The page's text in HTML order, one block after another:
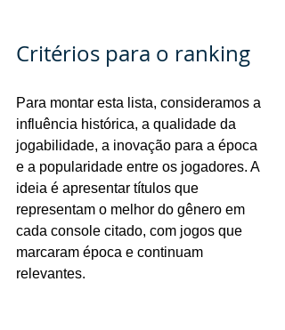
Critérios para o ranking
Para montar esta lista, consideramos a
influência histórica, a qualidade da
jogabilidade, a inovação para a época
e a popularidade entre os jogadores. A
ideia é apresentar títulos que
representam o melhor do gênero em
cada console citado, com jogos que
marcaram época e continuam
relevantes.